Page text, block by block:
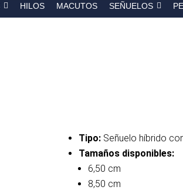
HILOS MACUTOS SEÑUELOS
Tipo:Señuelo híbrido
Tamaños disponibles:
6,50 cm
8,50 cm